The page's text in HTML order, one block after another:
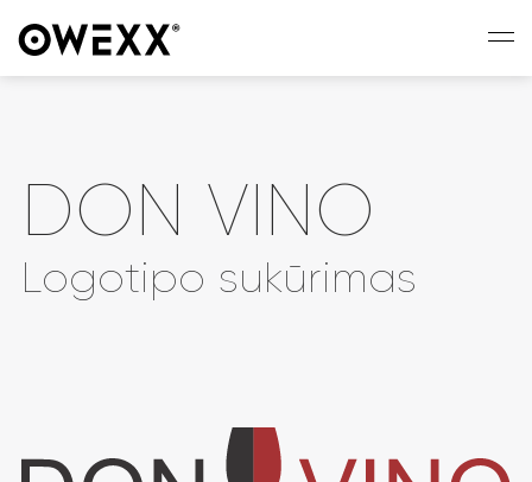
DON VINO
Logotipo sukūrimas